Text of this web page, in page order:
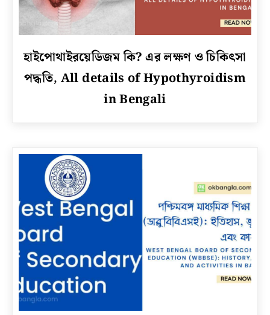
link
হাইপোথাইরয়েডিজম
চিকিৎসা
details
of
Hypothyroidism
in
Bengali
হাইপোথাইরয়েডিজম কি? এর লক্ষণ ও চিকিৎসা
পদ্ধতি, All details of Hypothyroidism
in Bengali